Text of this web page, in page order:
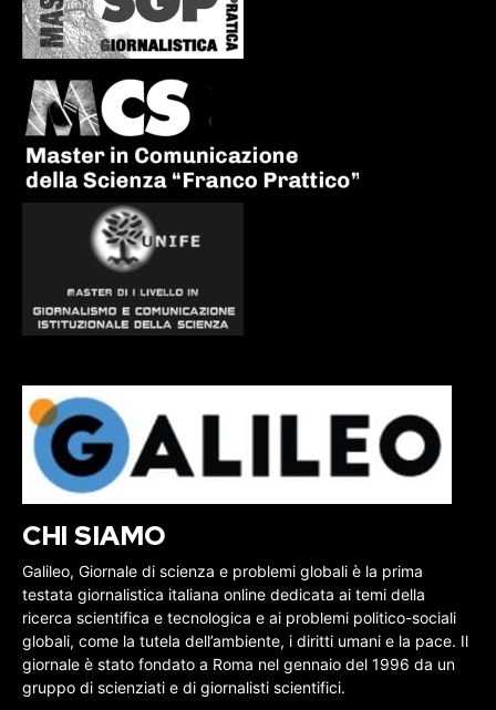
CHI SIAMO
Galileo, Giornale di scienza e problemi globali è la prima
testata giornalistica italiana online dedicata ai temi della
ricerca scientifica e tecnologica e ai problemi politico-sociali
globali, come la tutela dell’ambiente, i diritti umani e la pace. Il
giornale è stato fondato a Roma nel gennaio del 1996 da un
gruppo di scienziati e di giornalisti scientifici.